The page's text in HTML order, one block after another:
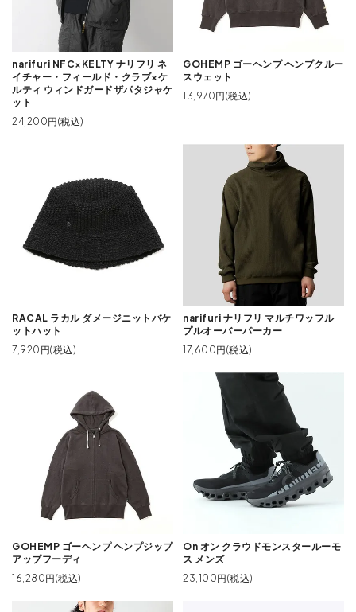
narifuri NFC×KELTY ナリフリ ネ
イチャー・フィールド・クラブ×ケ
ルティ ウィンドガードザパタジャケ
ット
24,200円(税込)
GOHEMP ゴーヘンプ ヘンプクルー
スウェット
13,970円(税込)
RACAL ラカル ダメージニットバケ
ットハット
7,920円(税込)
narifuri ナリフリ マルチワッフル
プルオーバーパーカー
17,600円(税込)
GOHEMP ゴーヘンプ ヘンプジップ
アップフーディ
16,280円(税込)
On オン クラウドモンスタールーモ
ス メンズ
23,100円(税込)